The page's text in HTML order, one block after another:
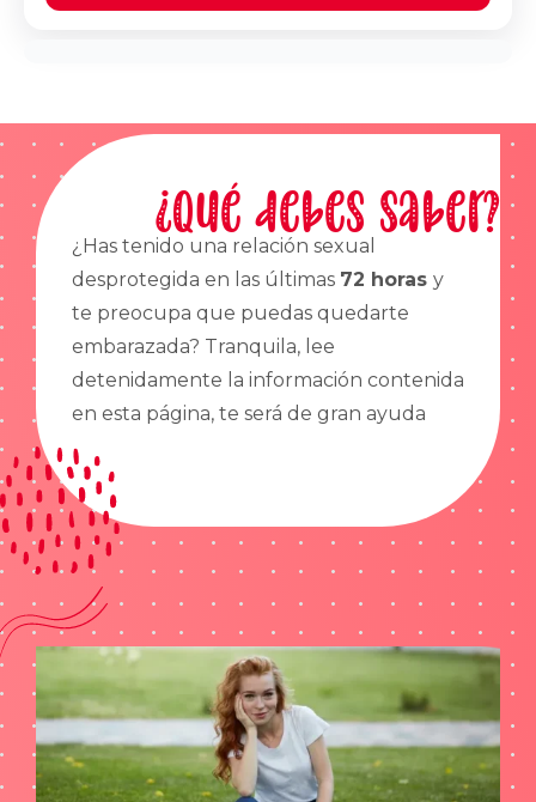
¿Qué debes saber?
¿Has tenido una relación sexual
desprotegida en las últimas 72 horas y
te preocupa que puedas quedarte
embarazada? Tranquila, lee
detenidamente la información contenida
en esta página, te será de gran ayuda